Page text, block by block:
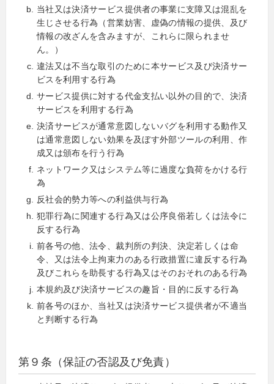
当社又は決済サービス提供者の事業に支障又は混乱を
生じさせる行為（営業妨害、虚偽の情報の提供、及び
情報の改ざんを含みますが、これらに限られませ
ん。）
違法又は不当な取引のために本サービス及び決済サー
ビスを利用する行為
サービス提供に対する代金支払い以外の目的で、決済
サービスを利用する行為
決済サービスが通常意図しないバグを利用する動作又
は通常意図しない効果を及ぼす外部ツールの利用、作
成又は頒布を行う行為
ネットワーク又はシステム等に過度な負荷をかける行
為
反社会的勢力等への利益供与行為
犯罪行為に関連する行為又は公序良俗若しくは法令に
反する行為
前各号の他、法令、裁判所の判決、決定若しくは命
令、又は法令上拘束力のある行政措置に違反する行為
及びこれらを助長する行為又はそのおそれのある行為
本規約及び決済サービスの趣旨・目的に反する行為
前各号のほか、当社又は決済サービス提供者が不適当
と判断する行為
第９条（保証の否認及び免責）